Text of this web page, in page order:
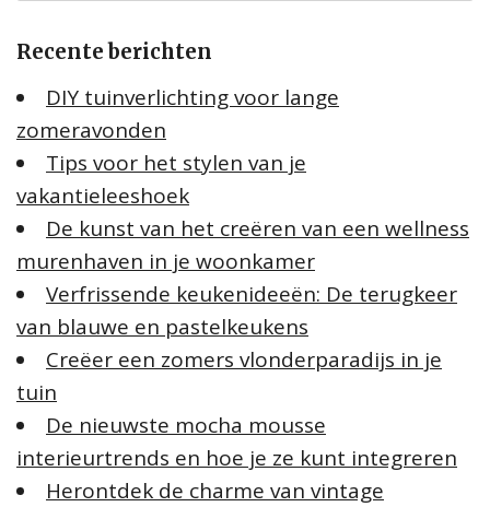
n
a
a
r
:
Recente berichten
DIY tuinverlichting voor lange
zomeravonden
Tips voor het stylen van je
vakantieleeshoek
De kunst van het creëren van een wellness
murenhaven in je woonkamer
Verfrissende keukenideeën: De terugkeer
van blauwe en pastelkeukens
Creëer een zomers vlonderparadijs in je
tuin
De nieuwste mocha mousse
interieurtrends en hoe je ze kunt integreren
Herontdek de charme van vintage